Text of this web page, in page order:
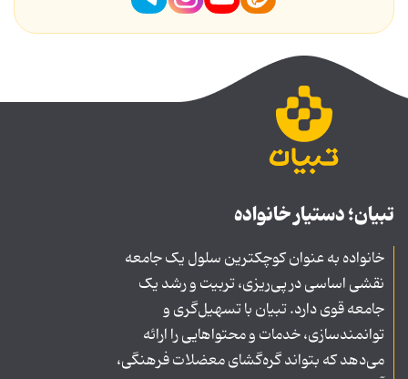
تبیان؛ دستیار خانواده
خانواده به عنوان کوچکترین سلول یک جامعه
نقشی اساسی در پی‌ریزی، تربیت و رشد یک
جامعه قوی دارد. تبیان با تسهیل‌گری و
توانمندسازی، خدمات و محتواهایی را ارائه
می‌دهد که بتواند گره‌گشای معضلات فرهنگی،